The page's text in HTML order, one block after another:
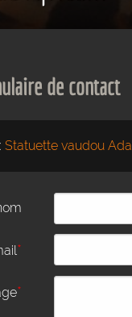
de contact
Statuette vaudou
*
*